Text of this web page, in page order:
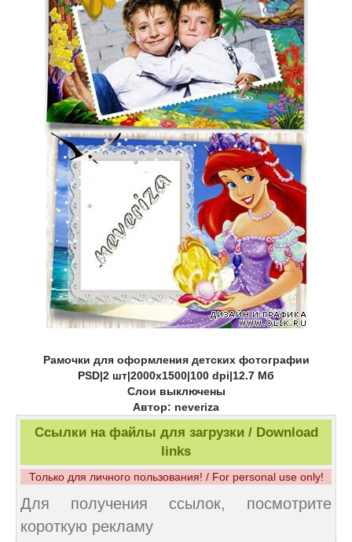
Рамочки для оформления детских фотографии
PSD|2 шт|2000х1500|100 dpi|12.7 Мб
Слои выключены
Автор: neveriza
Ссылки на файлы для загрузки / Download
links
Только для личного пользования! / For personal use only!
Для получения ссылок, посмотрите
короткую рекламу